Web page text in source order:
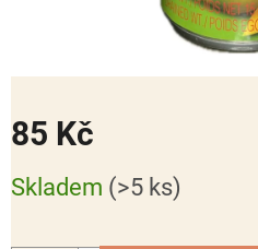
85 Kč
cena:
Skladem (>5 ks)